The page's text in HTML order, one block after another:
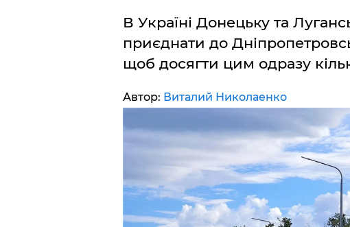
В Україні Донецьку та
приєднати до
щоб досягти цим одразу
Автор: Виталий Николаенко